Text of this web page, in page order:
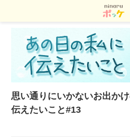
思い通りにいかないお出か
伝えたいこと#13